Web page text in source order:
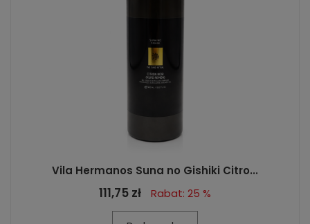
Vila Hermanos Suna no Gishiki Citro...
111,75 zł Rabat: 25 %